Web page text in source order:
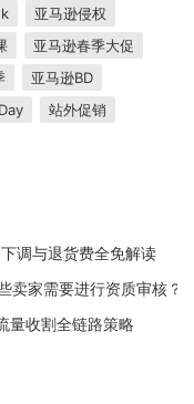
亚马逊侵权
亚马逊春季大促
亚马逊BD
站外促销
调与退货费全免解读
卖家需要进行资质审核？
量收割全链路策略